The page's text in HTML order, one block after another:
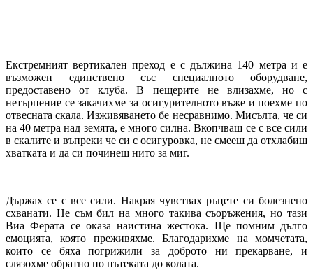
Екстремният вертикален преход е с дължина 140 метра и е
възможен единствено със специалното оборудване,
предоставено от клуба. В пещерите не влизахме, но с
нетърпение се закачихме за осигурителното въже и поехме по
отвесната скала. Изживяването бе несравнимо. Мисълта, че си
на 40 метра над земята, е много силна. Вкопчваш се с все сили
в скалите и въпреки че си с осигуровка, не смееш да отхлабиш
хватката и да си починеш нито за миг.
Държах се с все сили. Накрая чувствах ръцете си болезнено
схванати. Не съм бил на много такива съоръжения, но тази
Виа Ферата се оказа наистина жестока. Ще помним дълго
емоцията, която преживяхме. Благодарихме на момчетата,
които се бяха погрижили за доброто ни прекарване, и
слязохме обратно по пътеката до колата.